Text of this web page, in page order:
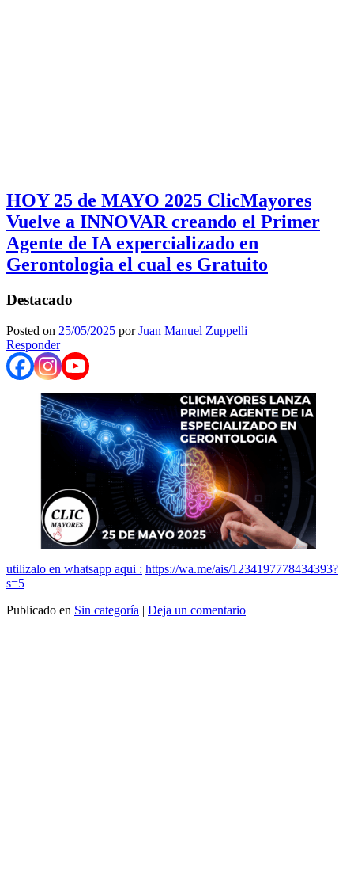
HOY 25 de MAYO 2025 ClicMayores
Vuelve a INNOVAR creando el Primer
Agente de IA expercializado en
Gerontologia el cual es Gratuito
Destacado
Posted on 25/05/2025 porJuan Manuel Zuppelli
Responder
utilizalo en whatsapp aqui : https://wa.me/ais/1234197778434393?
s=5
Publicado en Sin categoría | Deja un comentario